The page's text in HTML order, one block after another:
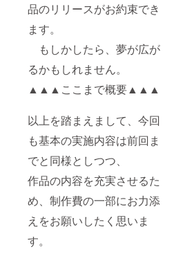
品のリリースがお約束でき
ます。
もしかしたら、夢が広が
るかもしれません。
▲▲▲ここまで概要▲▲▲
以上を踏まえまして、今回
も基本の実施内容は前回ま
でと同様としつつ、
作品の内容を充実させるた
め、制作費の一部にお力添
えをお願いしたく思いま
す。